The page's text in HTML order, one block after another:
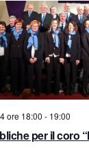
ore 18:00 - 19:00
per il coro